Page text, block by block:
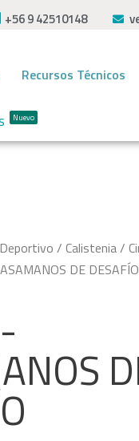
+56 9 42510148
Recursos Técnicos
Nuevo
/ Calistenia/
DE DESAFÍO